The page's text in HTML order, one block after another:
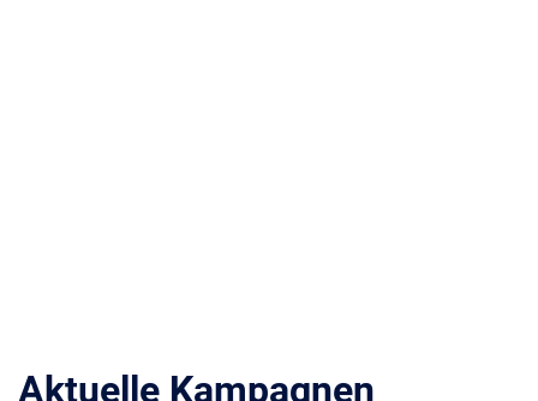
Aktuelle Kampagnen